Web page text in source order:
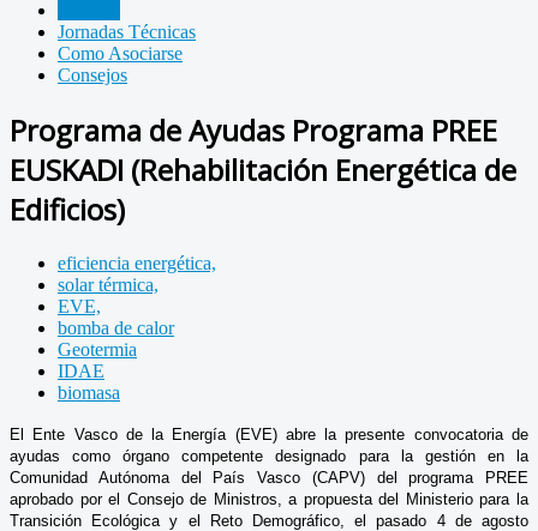
Jornadas Técnicas
Como Asociarse
Consejos
Programa de Ayudas Programa PREE
EUSKADI (Rehabilitación Energética de
Edificios)
eficiencia energética,
solar térmica,
EVE,
bomba de calor
Geotermia
IDAE
biomasa
El Ente Vasco de la Energía (EVE) abre la presente convocatoria de
ayudas como órgano competente designado para la gestión en la
Comunidad Autónoma del País Vasco (CAPV) del programa PREE
aprobado por el Consejo de Ministros, a propuesta del Ministerio para la
Transición Ecológica y el Reto Demográfico, el pasado 4 de agosto